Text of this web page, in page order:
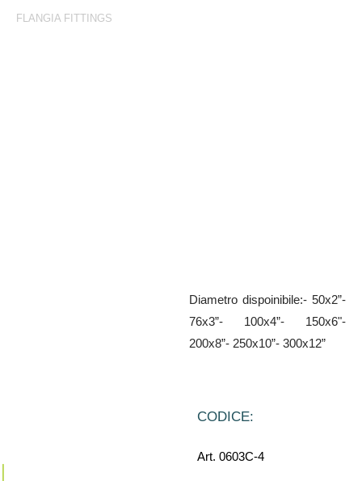
FLANGIA FITTINGS
Diametro dispoinibile:- 50x2”-
76x3”- 100x4”- 150x6"-
200x8”- 250x10”- 300x12”
CODICE:
Art. 0603C-4